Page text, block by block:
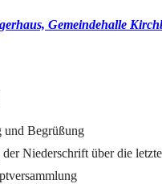
Gemeindehalle
und Begrüßung
der Niederschrift über die letzte